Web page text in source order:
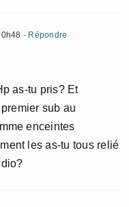
- Répondre
as-tu pris? Et
sub au
enceintes
les as-tu tous relié